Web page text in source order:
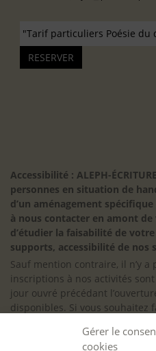
Gérer le
cookies
Accessibilité : ALEPH-
personnes en situation de
d’un aménagement
à nous contacter en amont
d’étudier la faisabilité de
supports, accessibilité de nos
Sauf mention contraire, il n’y a
inscriptions à nos activités
jour ouvré précédant
disponibles. Si vous souhaitez
est à effectuer au plus tard un